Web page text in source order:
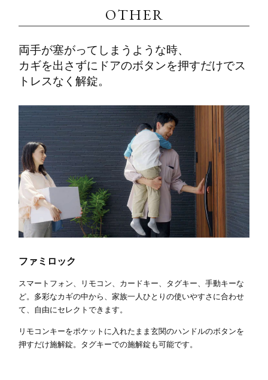
OTHER
両手が塞がってしまうような時、
カギを出さずにドアのボタンを押すだけでス
トレスなく解錠。
ファミロック
スマートフォン、リモコン、カードキー、タグキー、手動キーな
ど。多彩なカギの中から、家族一人ひとりの使いやすさに合わせ
て、自由にセレクトできます。
リモコンキーをポケットに入れたまま玄関のハンドルのボタンを
押すだけ施解錠。タグキーでの施解錠も可能です。